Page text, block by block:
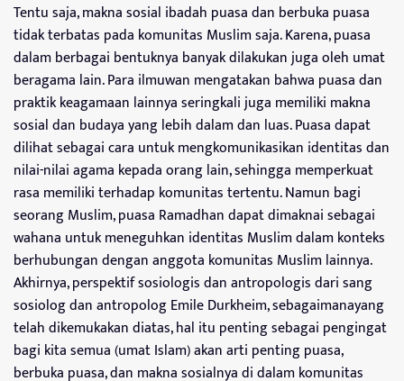
Tentu saja, makna sosial ibadah puasa dan berbuka puasa
tidak terbatas pada komunitas Muslim saja. Karena, puasa
dalam berbagai bentuknya banyak dilakukan juga oleh umat
beragama lain. Para ilmuwan mengatakan bahwa puasa dan
praktik keagamaan lainnya seringkali juga memiliki makna
sosial dan budaya yang lebih dalam dan luas. Puasa dapat
dilihat sebagai cara untuk mengkomunikasikan identitas dan
nilai-nilai agama kepada orang lain, sehingga memperkuat
rasa memiliki terhadap komunitas tertentu. Namun bagi
seorang Muslim, puasa Ramadhan dapat dimaknai sebagai
wahana untuk meneguhkan identitas Muslim dalam konteks
berhubungan dengan anggota komunitas Muslim lainnya.
Akhirnya, perspektif sosiologis dan antropologis dari sang
sosiolog dan antropolog Emile Durkheim, sebagaimanayang
telah dikemukakan diatas, hal itu penting sebagai pengingat
bagi kita semua (umat Islam) akan arti penting puasa,
berbuka puasa, dan makna sosialnya di dalam komunitas